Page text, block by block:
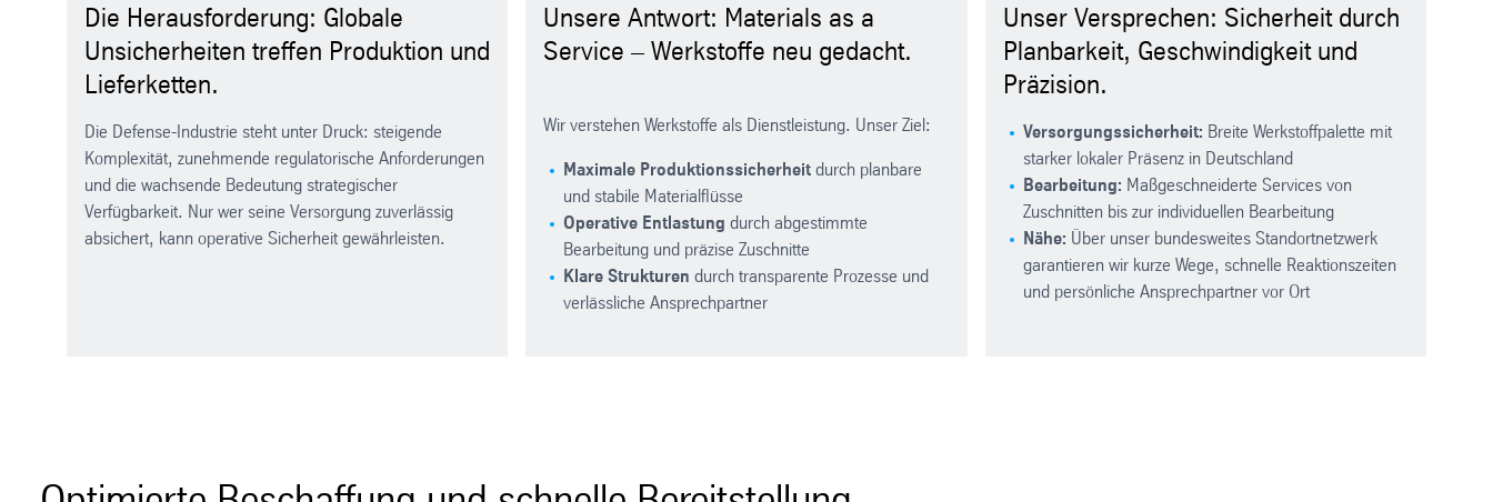
Die Herausforderung: Globale
Unsicherheiten treffen Produktion und
Lieferketten.
Die Defense-Industrie steht unter Druck: steigende
Komplexität, zunehmende regulatorische Anforderungen
und die wachsende Bedeutung strategischer
Verfügbarkeit. Nur wer seine Versorgung zuverlässig
absichert, kann operative Sicherheit gewährleisten.
Unsere Antwort: Materials as a
Service – Werkstoffe neu gedacht.
Wir verstehen Werkstoffe als Dienstleistung. Unser Ziel:
Maximale Produktionssicherheit durch planbare
und stabile Materialflüsse
Operative Entlastung durch abgestimmte
Bearbeitung und präzise Zuschnitte
Klare Strukturen durch transparente Prozesse und
verlässliche Ansprechpartner
Unser Versprechen: Sicherheit durch
Planbarkeit, Geschwindigkeit und
Präzision.
Versorgungssicherheit: Breite Werkstoffpalette mit
starker lokaler Präsenz in Deutschland
Bearbeitung: Maßgeschneiderte Services von
Zuschnitten bis zur individuellen Bearbeitung
Nähe: Über unser bundesweites Standortnetzwerk
garantieren wir kurze Wege, schnelle Reaktionszeiten
und persönliche Ansprechpartner vor Ort